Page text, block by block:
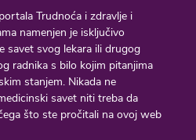
Trudnoća i zdravlje i
namenjen je isključivo
savet svog lekara ili drugog
radnika s bilo kojim pitanjima
stanjem. Nikada ne
savet niti treba da
što ste pročitali na ovoj web